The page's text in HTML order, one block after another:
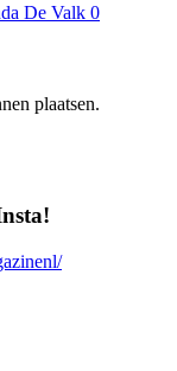
De Valk 0
plaatsen.